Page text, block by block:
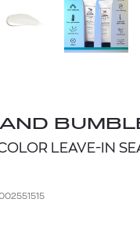
LEAVE-IN